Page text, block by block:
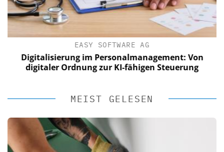
EASY SOFTWARE AG
Digitalisierung im Personalmanagement: Von
digitaler Ordnung zur KI-fähigen Steuerung
MEIST GELESEN